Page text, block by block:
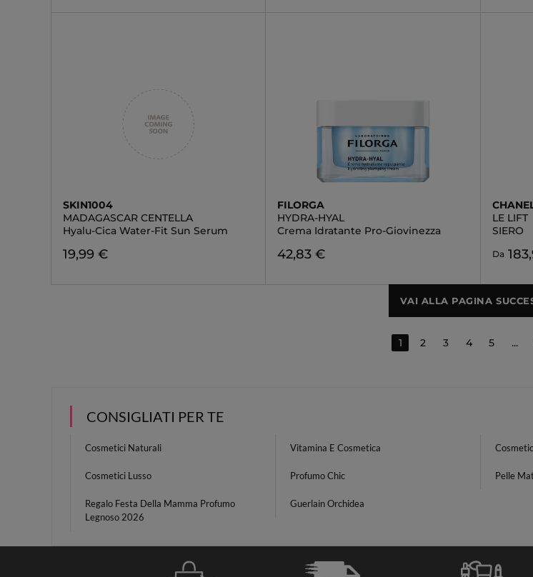
SKIN1004
MADAGASCAR CENTELLA
Hyalu-Cica Water-Fit Sun Serum
19,99 €
FILORGA
HYDRA-HYAL
Crema Idratante Pro-Giovinezza
42,83 €
LE LIFT
SIERO
Da
VAI ALLA PAGINA
1 2 3 4 5 ...
CONSIGLIATI PER TE
Cosmetici Naturali Vitamina E Cosmetica
Cosmetici Lusso Profumo Chic Pelle
Regalo Festa Della Mamma Profumo
Legnoso 2026
Guerlain Orchidea